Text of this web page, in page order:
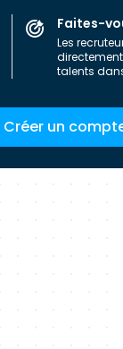
Faites-
Les
talents
Créer un